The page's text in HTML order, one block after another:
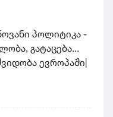
პოლიტიკა -
გატაცება...
ევროპაში|